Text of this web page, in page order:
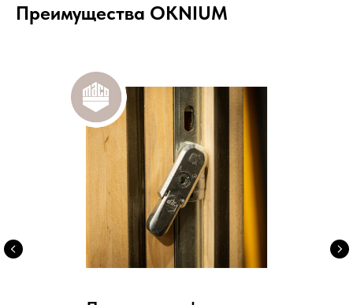
Преимущества OKNIUM